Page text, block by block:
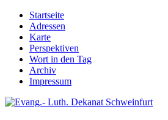
Direkt zum Inhalt
Hauptmenü
Startseite
Adressen
Karte
Perspektiven
Wort in den Tag
Archiv
Impressum